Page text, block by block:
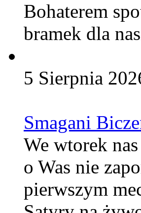
Bohaterem
bramek dla
5 Sierpnia
Smagani
We wtorek
o Was nie
pierwszym